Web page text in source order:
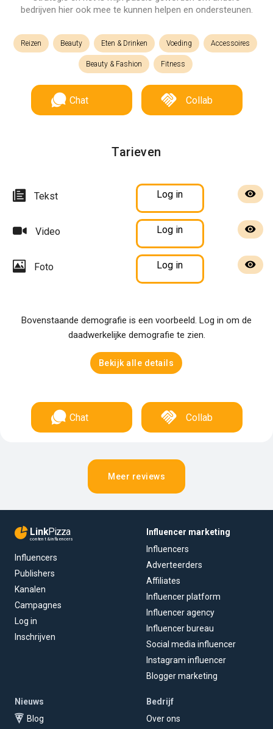
bedrijven hier ook mee te kunnen helpen en ondersteunen.
Reizen Beauty Eten & Drinken Voeding Accessoires
Beauty & Fashion Fitness
Chat Collab
Tarieven
Tekst Log in
Video Log in
Foto Log in
Bovenstaande demografie is een voorbeeld. Log in om de
daadwerkelijke demografie te zien.
Bekijk alle details
Chat Collab
Meer reviews
LinkPizza
content & influencers
Influencers
Publishers
Kanalen
Campagnes
Log in
Inschrijven
Influencer marketing
Influencers
Adverteerders
Affiliates
Influencer platform
Influencer agency
Influencer bureau
Social media influencer
Instagram influencer
Blogger marketing
Nieuws
Blog
Bedrijf
Over ons